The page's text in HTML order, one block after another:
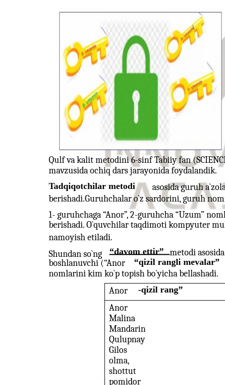
Qulf va kalit metodini 6-sinf Tabiiy fan
mavzusida ochiq dars jarayonida foydalandik.
Tadqiqotchilar metodi
asosida guruh
berishadi.Guruhchalar o`z sardorini, guruh
1- guruhchaga “Anor”, 2-guruhcha “Uzum”
berishadi. O`quvchilar taqdimoti kompyuter
namoyish etiladi.
Shundan so`ng
“davom ettir” metodi
boshlanuvchi (“Anor
“qizil rangli mevalar”
nomlarini kim ko`p topish bo`yicha bellashadi.
Anor
-qizil rang”
Anor
Malina
Mandarin
Qulupnay
Gilos
olma,
shottut
pomidor